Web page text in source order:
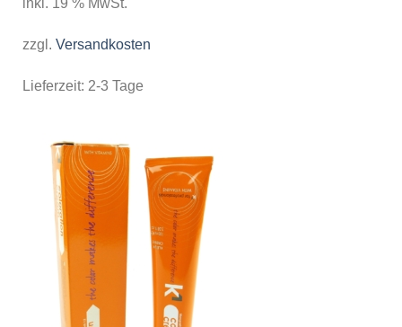
inkl. 19 % MwSt.
zzgl. Versandkosten
Lieferzeit: 2-3 Tage